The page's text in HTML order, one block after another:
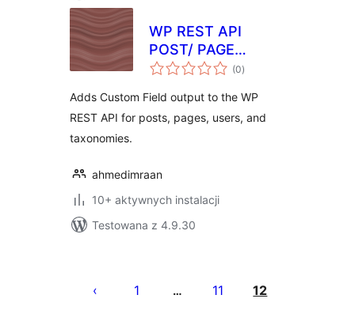
WP REST API
POST/ PAGE
CUSTOM FIELDS
(0wszystkich
ocen
)
Adds Custom Field output to the WP
REST API for posts, pages, users, and
taxonomies.
ahmedimraan
10+ aktywnych instalacji
Testowana z 4.9.30
wpisów
1 … 11 12